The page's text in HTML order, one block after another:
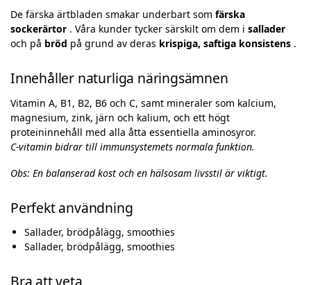
De färska ärtbladen smakar underbart som färska
sockerärtor . Våra kunder tycker särskilt om dem i sallader
och på bröd på grund av deras krispiga, saftiga konsistens .
Innehåller naturliga näringsämnen
Vitamin A, B1, B2, B6 och C, samt mineraler som kalcium,
magnesium, zink, järn och kalium, och ett högt
proteininnehåll med alla åtta essentiella aminosyror.
C-vitamin bidrar till immunsystemets normala funktion.
Obs: En balanserad kost och en hälsosam livsstil är viktigt.
Perfekt användning
Sallader, brödpålägg, smoothies
Sallader, brödpålägg, smoothies